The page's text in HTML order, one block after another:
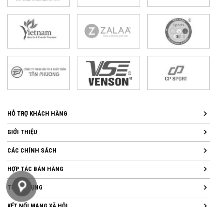
HỖ TRỢ KHÁCH HÀNG
GIỚI THIỆU
CÁC CHÍNH SÁCH
HỢP TÁC BÁN HÀNG
TUYỂN DỤNG